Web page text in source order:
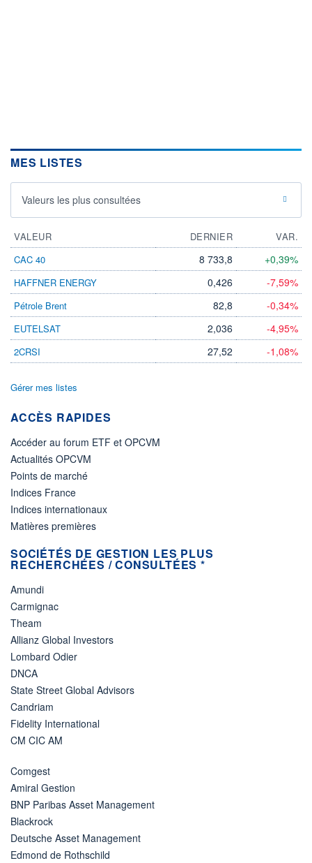
MES LISTES
Valeurs les plus consultées
VALEUR DERNIER
VAR.
CAC 40
8 733,8 +0,39%
HAFFNER ENERGY 0,426 -7,59%
Pétrole Brent 82,8 -0,34%
EUTELSAT 2,036 -4,95%
2CRSI 27,52 -1,08%
Gérer mes listes
ACCÈS RAPIDES
Accéder au forum ETF et OPCVM
Actualités OPCVM
Points de marché
Indices France
Indices internationaux
Matières premières
SOCIÉTÉS DE GESTION LES PLUS
RECHERCHÉES / CONSULTÉES *
Amundi
Carmignac
Theam
Allianz Global Investors
Lombard Odier
DNCA
State Street Global Advisors
Candriam
Fidelity International
CM CIC AM
Comgest
Amiral Gestion
BNP Paribas Asset Management
Blackrock
Deutsche Asset Management
Edmond de Rothschild